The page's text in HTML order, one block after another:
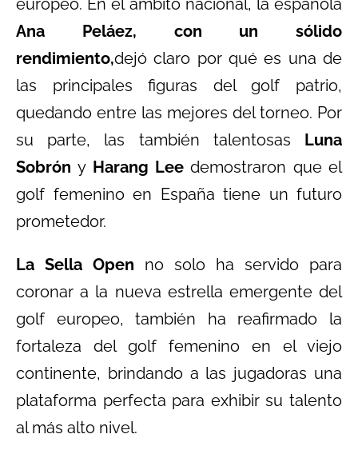
Ana Peláez, con un sólido
rendimiento,dejó claro por qué es una de
las principales figuras del golf patrio,
quedando entre las mejores del torneo. Por
su parte, las también talentosas Luna
Sobróny Harang Lee demostraron que el
golf femenino en España tiene un futuro
prometedor.
La Sella Open no solo ha servido para
coronar a la nueva estrella emergente del
golf europeo, también ha reafirmado la
fortaleza del golf femenino en el viejo
continente, brindando a las jugadoras una
plataforma perfecta para exhibir su talento
al más alto nivel.